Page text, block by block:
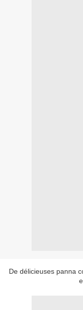
De délicieuses panna